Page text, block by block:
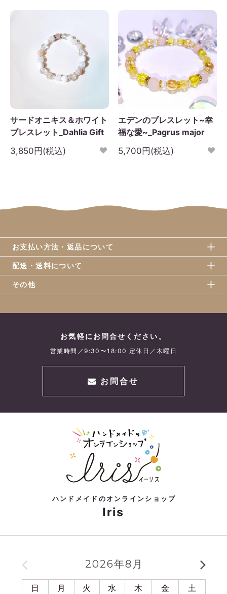
サードオニキス＆ホワイト
ブレスレット_Dahlia Gift
3,850円(税込)
エデンのブレスレット~幸
福な愛~_Pagrus major
5,700円(税込)
お支払い方法・返品について
配送・送料について
その他
お気軽にお問合せください。
営業時間／9:30〜18:00 定休日／木曜日
お問合せ
ハンドメイドのオンラインショップ
Iris
2026年8月
日 月 火 水 木 金 土